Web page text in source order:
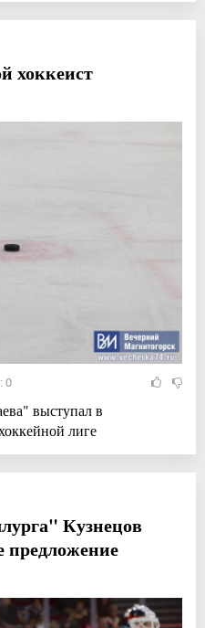
хоккеист
0
выступал в
лиге
Кузнецов
предложение